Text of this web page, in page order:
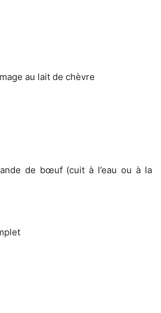
au lait de chèvre
de bœuf (cuit à l’eau ou à la